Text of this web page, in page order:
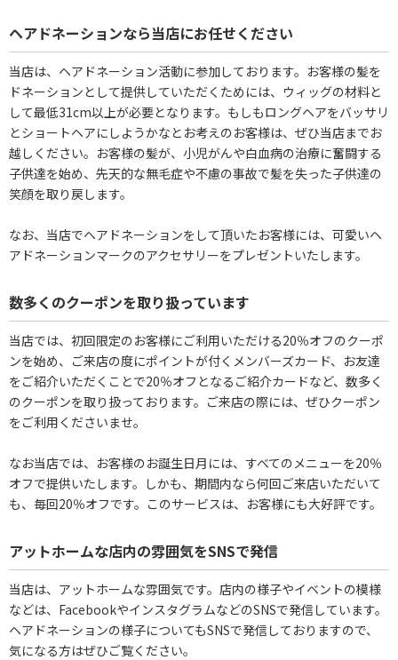
ヘアドネーションなら当店にお任せください
当店は、ヘアドネーション活動に参加しております。お客様の髪を
ドネーションとして提供していただくためには、ウィッグの材料と
して最低31cm以上が必要となります。もしもロングヘアをバッサリ
とショートヘアにしようかなとお考えのお客様は、ぜひ当店までお
越しください。お客様の髪が、小児がんや白血病の治療に奮闘する
子供達を始め、先天的な無毛症や不慮の事故で髪を失った子供達の
笑顔を取り戻します。
なお、当店でヘアドネーションをして頂いたお客様には、可愛いヘ
アドネーションマークのアクセサリーをプレゼントいたします。
数多くのクーポンを取り扱っています
当店では、初回限定のお客様にご利用いただける20％オフのクーポ
ンを始め、ご来店の度にポイントが付くメンバーズカード、お友達
をご紹介いただくことで20％オフとなるご紹介カードなど、数多く
のクーポンを取り扱っております。ご来店の際には、ぜひクーポン
をご利用くださいませ。
なお当店では、お客様のお誕生日月には、すべてのメニューを20％
オフで提供いたします。しかも、期間内なら何回ご来店いただいて
も、毎回20％オフです。このサービスは、お客様にも大好評です。
アットホームな店内の雰囲気をSNSで発信
当店は、アットホームな雰囲気です。店内の様子やイベントの模様
などは、FacebookやインスタグラムなどのSNSで発信しています。
ヘアドネーションの様子についてもSNSで発信しておりますので、
気になる方はぜひご覧ください。